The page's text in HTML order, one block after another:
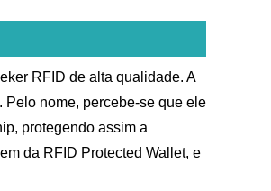
RFID de alta qualidade. A
Pelo nome, percebe-se que ele
protegendo assim a
da RFID Protected Wallet, e